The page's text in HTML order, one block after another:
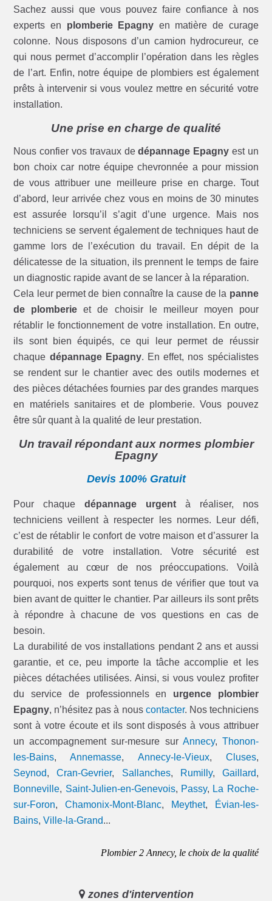
Sachez aussi que vous pouvez faire confiance à nos
experts en plomberie Epagny en matière de curage
colonne. Nous disposons d’un camion hydrocureur, ce
qui nous permet d’accomplir l’opération dans les règles
de l’art. Enfin, notre équipe de plombiers est également
prêts à intervenir si vous voulez mettre en sécurité votre
installation.
Une prise en charge de qualité
Nous confier vos travaux dedépannage Epagny est un
bon choix car notre équipe chevronnée a pour mission
de vous attribuer une meilleure prise en charge. Tout
d’abord, leur arrivée chez vous en moins de 30 minutes
est assurée lorsqu’il s’agit d’une urgence. Mais nos
techniciens se servent également de techniques haut de
gamme lors de l’exécution du travail. En dépit de la
délicatesse de la situation, ils prennent le temps de faire
un diagnostic rapide avant de se lancer à la réparation.
Cela leur permet de bien connaître la cause de la panne
de plomberie et de choisir le meilleur moyen pour
rétablir le fonctionnement de votre installation. En outre,
ils sont bien équipés, ce qui leur permet de réussir
chaque dépannage Epagny. En effet, nos spécialistes
se rendent sur le chantier avec des outils modernes et
des pièces détachées fournies par des grandes marques
en matériels sanitaires et de plomberie. Vous pouvez
être sûr quant à la qualité de leur prestation.
Un travail répondant aux normes plombier
Epagny
Devis 100% Gratuit
Pour chaquedépannage urgent à réaliser, nos
techniciens veillent à respecter les normes. Leur défi,
c’est de rétablir le confort de votre maison et d’assurer la
durabilité de votre installation. Votre sécurité est
également au cœur de nos préoccupations. Voilà
pourquoi, nos experts sont tenus de vérifier que tout va
bien avant de quitter le chantier. Par ailleurs ils sont prêts
à répondre à chacune de vos questions en cas de
besoin.
La durabilité de vos installations pendant 2 ans et aussi
garantie, et ce, peu importe la tâche accomplie et les
pièces détachées utilisées. Ainsi, si vous voulez profiter
du service de professionnels en urgence plombier
Epagny, n’hésitez pas à nous contacter. Nos techniciens
sont à votre écoute et ils sont disposés à vous attribuer
un accompagnement sur-mesure sur Annecy, Thonon-
les-Bains,Annemasse, Annecy-le-Vieux, Cluses,
Seynod,Cran-Gevrier, Sallanches, Rumilly, Gaillard,
Bonneville, Saint-Julien-en-Genevois, Passy, La Roche-
sur-Foron,Chamonix-Mont-Blanc, Meythet,
Évian-les-
Bains,Ville-la-Grand...
Plombier 2 Annecy, le choix de la qualité
zones d'intervention